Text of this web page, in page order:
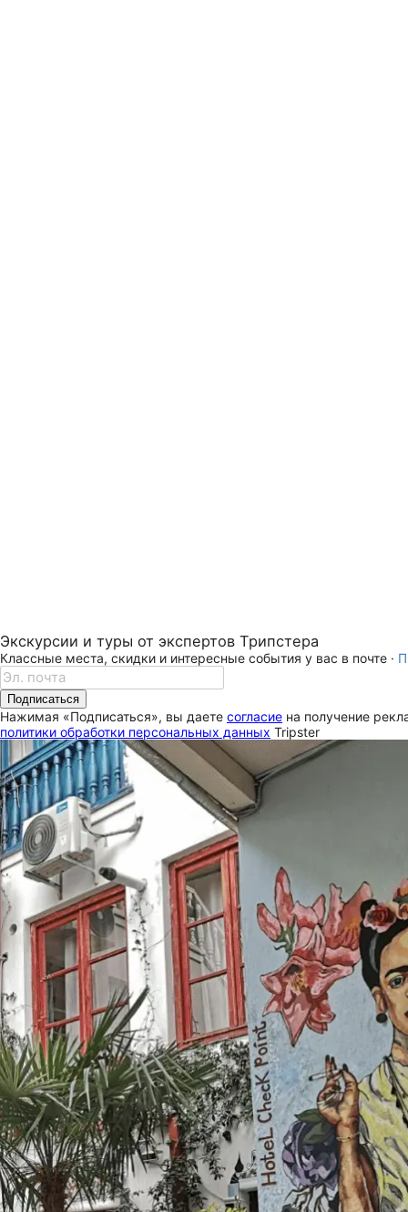
Экскурсии и туры от экспертов Трипстера
Классные места, скидки и интересные события у вас в почте ·
Подписаться
Нажимая «Подписаться», вы даете согласие на получение
политики обработки персональных данных Tripster